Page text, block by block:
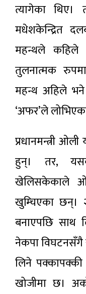
त्यागेका थिए।
मधेशकेन्द्रित
महन्थले कहिले
तुलनात्मक रुपमा
महन्थ अहिले भने
‘अफर’ले
प्रधानमन्त्री
हुन्। तर,
खेलिसकेकाले
खुम्चिएका छन्।
बनाएपछि साथ
नेकपा विघटनसँगै
लिने
खोजीमा छ।